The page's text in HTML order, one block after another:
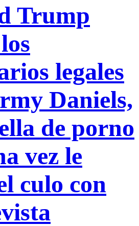
Trump
legales
Daniels,
de porno
vez le
culo con